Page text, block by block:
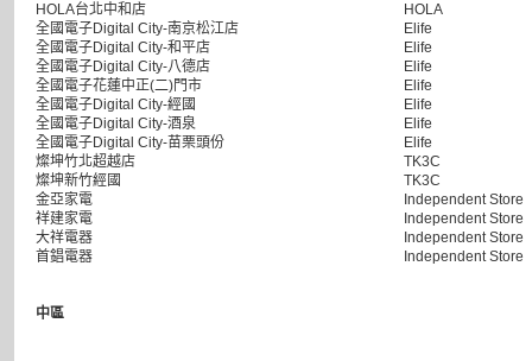
HOLA台北中和店
HOLA
全國電子Digital City-南京松江店
Elife
全國電子Digital City-和平店
Elife
全國電子Digital City-八德店
Elife
全國電子花蓮中正(二)門市
Elife
全國電子Digital City-經國
Elife
全國電子Digital City-酒泉
Elife
全國電子Digital City-苗栗頭份
Elife
燦坤竹北超越店
TK3C
燦坤新竹經國
TK3C
金亞家電
Independent Store
祥建家電
Independent Store
大祥電器
Independent Store
首錩電器
Independent Store
中區